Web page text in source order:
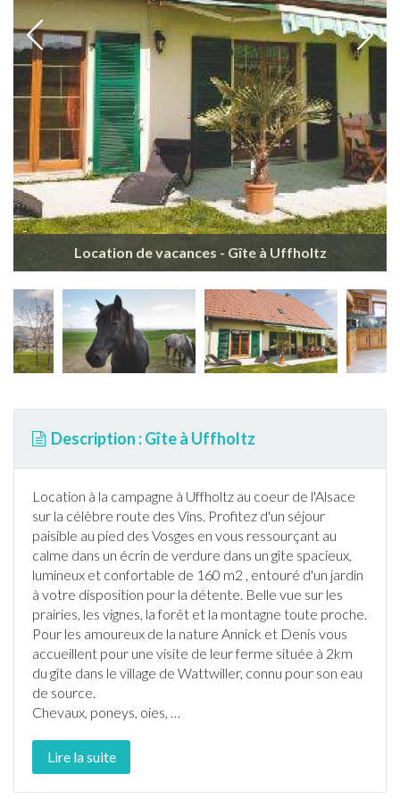
Location de vacances - Gîte à Uffholtz
Description : Gîte à Uffholtz
Location à la campagne à Uffholtz au coeur de l'Alsace
sur la célèbre route des Vins. Profitez d'un séjour
paisible au pied des Vosges en vous ressourçant au
calme dans un écrin de verdure dans un gîte spacieux,
lumineux et confortable de 160 m2 , entouré d'un jardin
à votre disposition pour la détente. Belle vue sur les
prairies, les vignes, la forêt et la montagne toute proche.
Pour les amoureux de la nature Annick et Denis vous
accueillent pour une visite de leur ferme située à 2km
du gîte dans le village de Wattwiller, connu pour son eau
de source.
Chevaux, poneys, oies, …
Lire la suite